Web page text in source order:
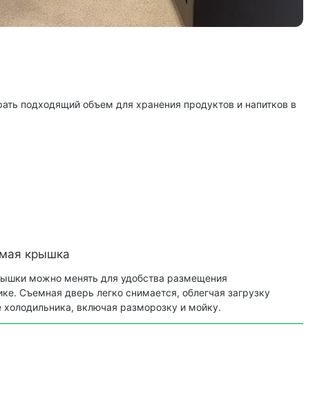
подходящий объем для хранения продуктов и напитков в
крышка
можно менять для удобства размещения
Съемная дверь легко снимается, облегчая загрузку
включая разморозку и мойку.